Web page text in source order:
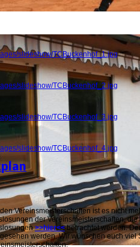
slideshow/TCBuckenhof_1.jpg
slideshow/TCBuckenhof_2.jpg
slideshow/TCBuckenhof_3.jpg
slideshow/TCBuckenhof_4.jpg
Vereinsmeisterschaften ist es nicht
der Vereinsmeisterschaften,
>>hier<<betrachtet werden.
werden. Wir wünschen euch